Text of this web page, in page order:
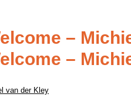
–
–
van der Kley